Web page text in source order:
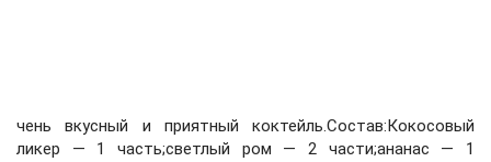
чень вкусный и приятный коктейль.Состав:Кокосовый
ликер — 1 часть;светлый ром — 2 части;ананас — 1